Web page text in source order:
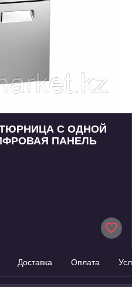
С ОДНОЙ
ПАНЕЛЬ
Доставка Оплата